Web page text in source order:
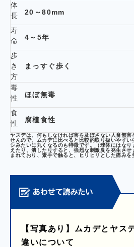
体
長
20～80mm
寿
命
4～5年
歩
き
方
まっすぐ歩く
毒
性
ほぼ無毒
食
性
腐植食性
ヤスデは、何もしなければ害を及ぼさない人畜無害
せんので、ムカデに比べると比較的取り扱いやす
シみたいに丸くなるのも特徴です。（球体にはな
えたり、潰したりすると、強烈な刺激臭を発生さ
まれており、素手で触ると、ヒリヒリとした痛みを
【写真あり】ムカデとヤス
違いについて